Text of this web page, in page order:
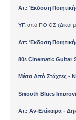
Απ: Έκδοση
ΥΓ.από ΠΟΙΟΣ (Δικοί
Απ: Έκδοση
80s Cinematic Guitar
Μέσα Από Στάχτες -
Smooth Blues
Απ: Αν-Επίκαιρα -